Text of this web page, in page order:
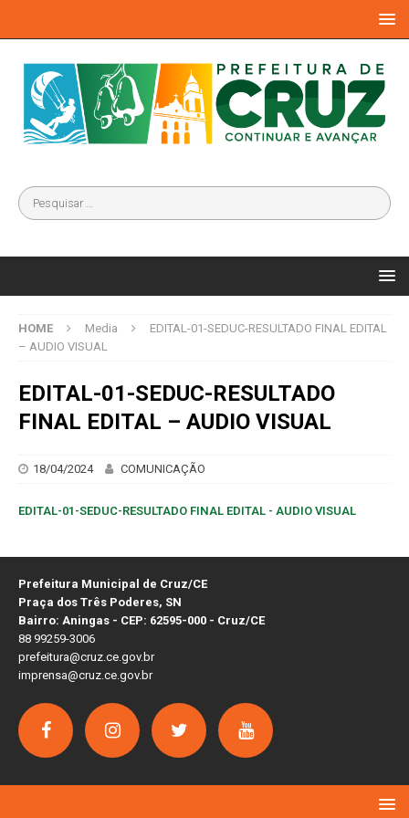
HOME Media
EDITAL-01-SEDUC-RESULTADO FINAL EDITAL
– AUDIO VISUAL
EDITAL-01-SEDUC-RESULTADO
FINAL EDITAL – AUDIO VISUAL
18/04/2024 COMUNICAÇÃO
EDITAL-01-SEDUC-RESULTADO FINAL EDITAL - AUDIO VISUAL
Prefeitura Municipal de Cruz/CE
Praça dos Três Poderes, SN
Bairro: Aningas - CEP: 62595-000 - Cruz/CE
88 99259-3006
prefeitura@cruz.ce.gov.br
imprensa@cruz.ce.gov.br